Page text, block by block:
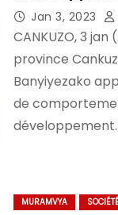
Jan 3, 2023
CANKUZO, 3
province
Banyiyezako
de
développement.
MURAMVYA